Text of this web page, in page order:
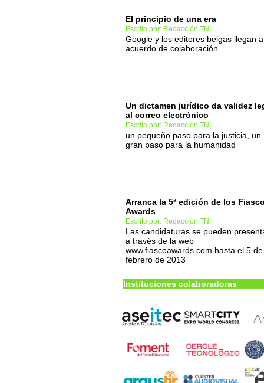
El principio de una era
Escrito por: Redacción TNI
Google y los editores belgas llegan
acuerdo de colaboración
Un dictamen jurídico da validez
al correo electrónico
Escrito por: Redacción TNI
un pequeño paso para la justicia, un
gran paso para la humanidad
Arranca la 5ª edición de los
Awards
Escrito por: Redacción TNI
Las candidaturas se pueden
a través de la web
www.fiascoawards.com hasta el 5 de
febrero de 2013
Instituciones colaboradoras